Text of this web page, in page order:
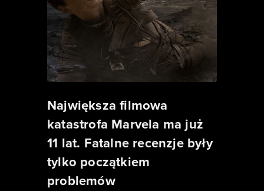
Największa filmowa
katastrofa Marvela ma już
11 lat. Fatalne recenzje były
tylko początkiem
problemów